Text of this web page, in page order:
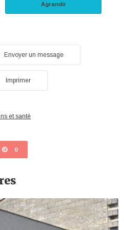
Agrandir
Envoyer un message
Imprimer
et santé
0